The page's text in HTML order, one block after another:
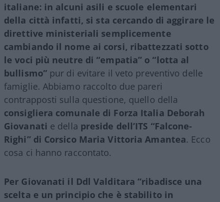
italiane: in alcuni asili e scuole elementari
della città infatti, si sta cercando di aggirare le
direttive ministeriali semplicemente
cambiando il nome ai corsi, ribattezzati sotto
le voci più neutre di “empatia” o “lotta al
bullismo”pur di evitare il veto preventivo delle
famiglie. Abbiamo raccolto due pareri
contrapposti sulla questione, quello della
consigliera comunale di Forza Italia Deborah
Giovanati e della preside dell’ITS “Falcone-
Righi” di Corsico Maria Vittoria Amantea. Ecco
cosa ci hanno raccontato.
Per Giovanati il Ddl Valditara “ribadisce una
scelta e un principio che è stabilito in